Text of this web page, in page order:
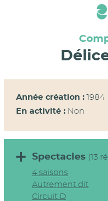
Panneau de gestion des
Année création : 1984
En activité : Non
Spectacles (13
4 saisons
Autrement dit
Circuit D